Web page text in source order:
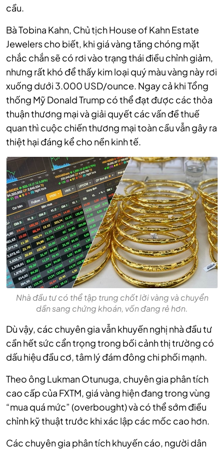
cầu.
Bà Tobina Kahn, Chủ tịch House of Kahn Estate
Jewelers cho biết, khi giá vàng tăng chóng mặt
chắc chắn sẽ có rơi vào trạng thái điều chỉnh giảm,
nhưng rất khó để thấy kim loại quý màu vàng này rơi
xuống dưới 3.000 USD/ounce. Ngay cả khi Tổng
thống Mỹ Donald Trump có thể đạt được các thỏa
thuận thương mại và giải quyết các vấn đề thuế
quan thì cuộc chiến thương mại toàn cầu vẫn gây ra
thiệt hại đáng kể cho nền kinh tế.
Nhà đầu tư có thể tập trung chốt lời vàng và chuyển
dần sang chứng khoán, vốn đang rẻ hơn.
Dù vậy, các chuyên gia vẫn khuyến nghị nhà đầu tư
cần hết sức cẩn trọng trong bối cảnh thị trường có
dấu hiệu đầu cơ, tâm lý đám đông chi phối mạnh.
Theo ông Lukman Otunuga, chuyên gia phân tích
cao cấp của FXTM, giá vàng hiện đang trong vùng
“mua quá mức” (overbought) và có thể sớm điều
chỉnh kỹ thuật trước khi xác lập các mốc cao hơn.
Các chuyên gia phân tích khuyến cáo, người dân